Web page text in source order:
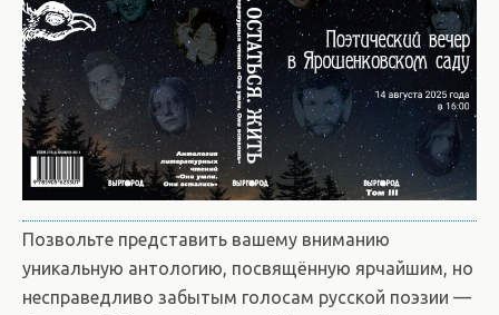
Позвольте представить вашему вниманию
уникальную антологию, посвящённую ярчайшим, но
несправедливо забытым голосам русской поэзии —